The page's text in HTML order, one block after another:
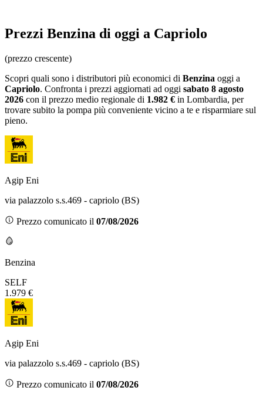
Prezzi Benzina di oggi a Capriolo
(prezzo crescente)
Scopri quali sono i distributori più economici di Benzina oggi a
Capriolo. Confronta i prezzi aggiornati ad oggi sabato 8 agosto
2026 con il prezzo medio regionale di 1.982 € in Lombardia, per
trovare subito la pompa più conveniente vicino a te e risparmiare sul
pieno.
Agip Eni
via palazzolo s.s.469 - capriolo (BS)
Prezzo comunicato il 07/08/2026
Benzina
SELF
1.979 €
Agip Eni
via palazzolo s.s.469 - capriolo (BS)
Prezzo comunicato il 07/08/2026